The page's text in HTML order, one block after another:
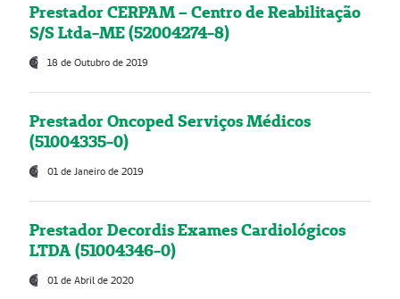
Prestador CERPAM – Centro de Reabilitação
S/S Ltda-ME (52004274-8)
18 de Outubro de 2019
Prestador Oncoped Serviços Médicos
(51004335-0)
01 de Janeiro de 2019
Prestador Decordis Exames Cardiológicos
LTDA (51004346-0)
01 de Abril de 2020